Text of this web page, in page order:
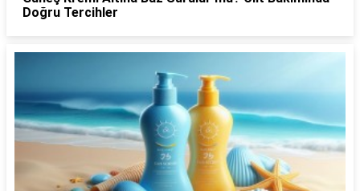
Doğru Tercihler